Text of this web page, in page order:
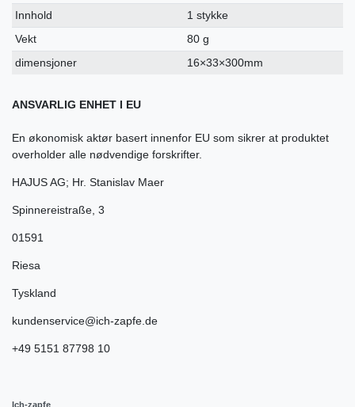
Innhold
1 stykke
Vekt
80 g
dimensjoner
16×33×300mm
ANSVARLIG ENHET I EU
En økonomisk aktør basert innenfor EU som sikrer at produktet
overholder alle nødvendige forskrifter.
HAJUS AG; Hr. Stanislav Maer
Spinnereistraße 3
01591
Riesa
Tyskland
kundenservice@ich-zapfe.de
+49 5151 87798 10
Ich-zapfe